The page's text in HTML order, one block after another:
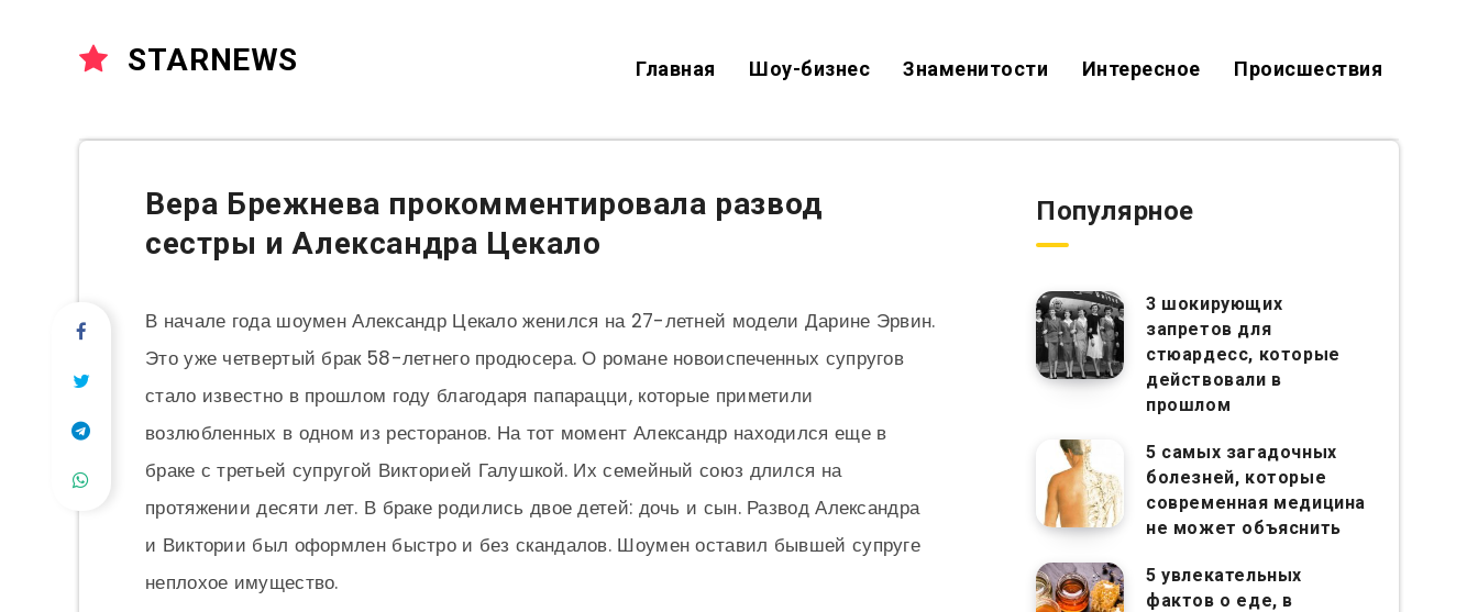
STARNEWS Главная Шоу-бизнес Знаменитости Интересное Происшествия
Вера Брежнева прокомментировала развод
сестры и Александра Цекало
В начале года шоумен Александр Цекало женился на 27-летней модели Дарине Эрвин.
Это уже четвертый брак 58-летнего продюсера. О романе новоиспеченных супругов
стало известно в прошлом году благодаря папарацци, которые приметили
возлюбленных в одном из ресторанов. На тот момент Александр находился еще в
браке с третьей супругой Викторией Галушкой. Их семейный союз длился на
протяжении десяти лет. В браке родились двое детей: дочь и сын. Развод Александра
и Виктории был оформлен быстро и без скандалов. Шоумен оставил бывшей супруге
неплохое имущество.
Популярное
3 шокирующих
запретов для
стюардесс, которые
действовали в
прошлом
5 самых загадочных
болезней, которые
современная медицина
не может объяснить
5 увлекательных
фактов о еде, в